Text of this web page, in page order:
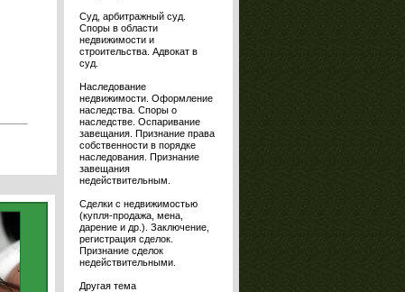
Суд, арбитражный суд.
Споры в области
недвижимости и
строительства. Адвокат в
суд.
Наследование
недвижимости. Оформление
наследства. Споры о
наследстве. Оспаривание
завещания. Признание права
собственности в порядке
наследования. Признание
завещания
недействительным.
Сделки с недвижимостью
(купля-продажа, мена,
дарение и др.). Заключение,
регистрация сделок.
Признание сделок
недействительными.
Другая тема